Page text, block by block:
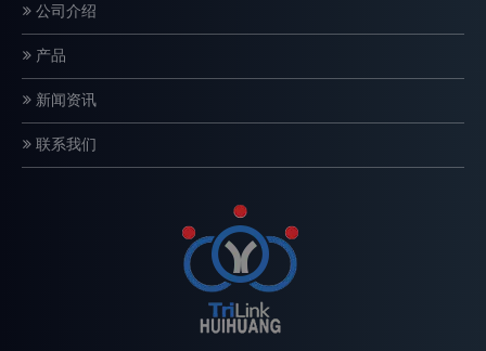
公司介绍
产品
新闻资讯
联系我们